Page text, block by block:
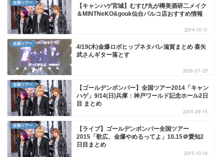
全国ツアー
【キャンハゲ宮城】むすび丸が樽美酒研二メイク
＆MINTNeKO&gouk仙台パルコ店おすすめ情報
2014-10-11
全国ツアー
4/19(木)金爆ロボヒップネタバレ滋賀まとめ 喜矢
武さんギター落とす
2018-07-23
全国ツアー
【ゴールデンボンバー】全国ツアー2014「キャン
ハゲ」9/14(日)兵庫：神戸ワールド記念ホール2日
目 まとめ
2014-09-15
全国ツアー
【ライブ】ゴールデンボンバー全国ツアー
2015「歌広、金爆やめるってよ」10.15＠愛知2
日目まとめ
2015-10-16